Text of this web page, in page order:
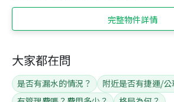
完整物件詳情
大家都在問
是否有漏水的情況？
附近是否有捷運/公